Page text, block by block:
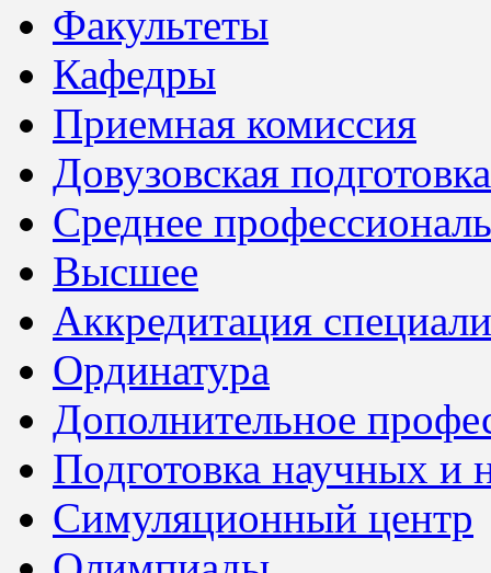
Факультеты
Кафедры
Приемная комиссия
Довузовская подготовка
Среднее
Высшее
Аккредитация
Ординатура
Дополнительное
Подготовка научных и
Симуляционный центр